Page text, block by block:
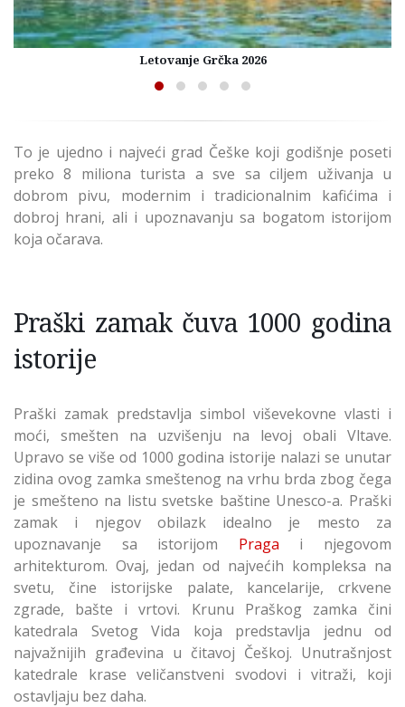
Letovanje Grčka 2026
To je ujedno i najveći grad Češke koji godišnje poseti
preko 8 miliona turista a sve sa ciljem uživanja u
dobrom pivu, modernim i tradicionalnim kafićima i
dobroj hrani, ali i upoznavanju sa bogatom istorijom
koja očarava.
Praški zamak čuva 1000 godina
istorije
Praški zamak predstavlja simbol viševekovne vlasti i
moći, smešten na uzvišenju na levoj obali Vltave.
Upravo se više od 1000 godina istorije nalazi se unutar
zidina ovog zamka smeštenog na vrhu brda zbog čega
je smešteno na listu svetske baštine Unesco-a. Praški
zamak i njegov obilazk idealno je mesto za
upoznavanje sa istorijom Praga i njegovom
arhitekturom. Ovaj, jedan od najvećih kompleksa na
svetu, čine istorijske palate, kancelarije, crkvene
zgrade, bašte i vrtovi. Krunu Praškog zamka čini
katedrala Svetog Vida koja predstavlja jednu od
najvažnijih građevina u čitavoj Češkoj. Unutrašnjost
katedrale krase veličanstveni svodovi i vitraži, koji
ostavljaju bez daha.